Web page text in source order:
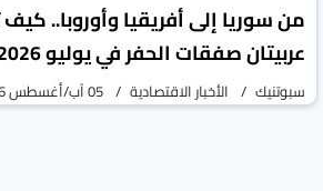
من سوريا إلى أفريقيا وأوروبا..
عربيتان صفقات الحفر في يوليو 2026 رغم الحرب؟
سبوتنيك الأخبار الاقتصادية 05 آب/أغسطس 2026